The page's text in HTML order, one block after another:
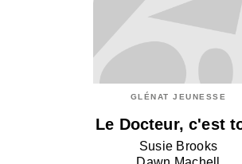
GLÉNAT JEUNESSE
Le Docteur, c'est
Susie Brooks